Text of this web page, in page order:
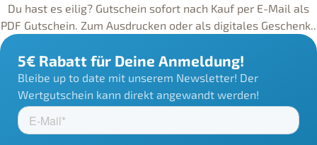
Du hast es eilig? Gutschein sofort nach Kauf per E-Mail als
PDF Gutschein. Zum Ausdrucken oder als digitales Geschenk..
5€ Rabatt für Deine Anmeldung!
Bleibe up to date mit unserem Newsletter! Der
Wertgutschein kann direkt angewandt werden!